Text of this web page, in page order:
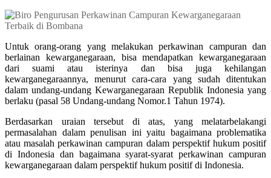
Untuk orang-orang yang melakukan perkawinan campuran dan
berlainan kewarganegaraan, bisa mendapatkan kewarganegaraan
dari suami atau isterinya dan bisa juga kehilangan
kewarganegaraannya, menurut cara-cara yang sudah ditentukan
dalam undang-undang Kewarganegaraan Republik Indonesia yang
berlaku (pasal 58 Undang-undang Nomor.1 Tahun 1974).
Berdasarkan uraian tersebut di atas, yang melatarbelakangi
permasalahan dalam penulisan ini yaitu bagaimana problematika
atau masalah perkawinan campuran dalam perspektif hukum positif
di Indonesia dan bagaimana syarat-syarat perkawinan campuran
kewarganegaraan dalam perspektif hukum positif di Indonesia.